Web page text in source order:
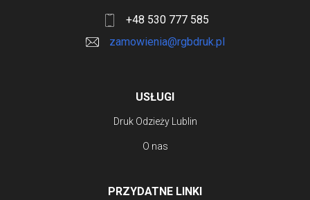
+48 530 777 585
zamowienia@rgbdruk.pl
USŁUGI
Druk Odzieży Lublin
O nas
PRZYDATNE LINKI